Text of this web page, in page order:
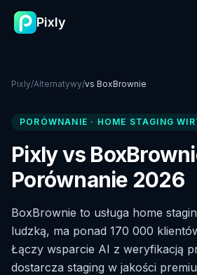
Pixly
Pixly/Alternatywy/vs BoxBrownie
PORÓWNANIE · HOME STAGING
Pixly vs
Porównanie 2026
BoxBrownie to usługa home
ludzką, ma ponad 170 000
Łączy wsparcie AI z weryfikacją
dostarcza staging w jakości